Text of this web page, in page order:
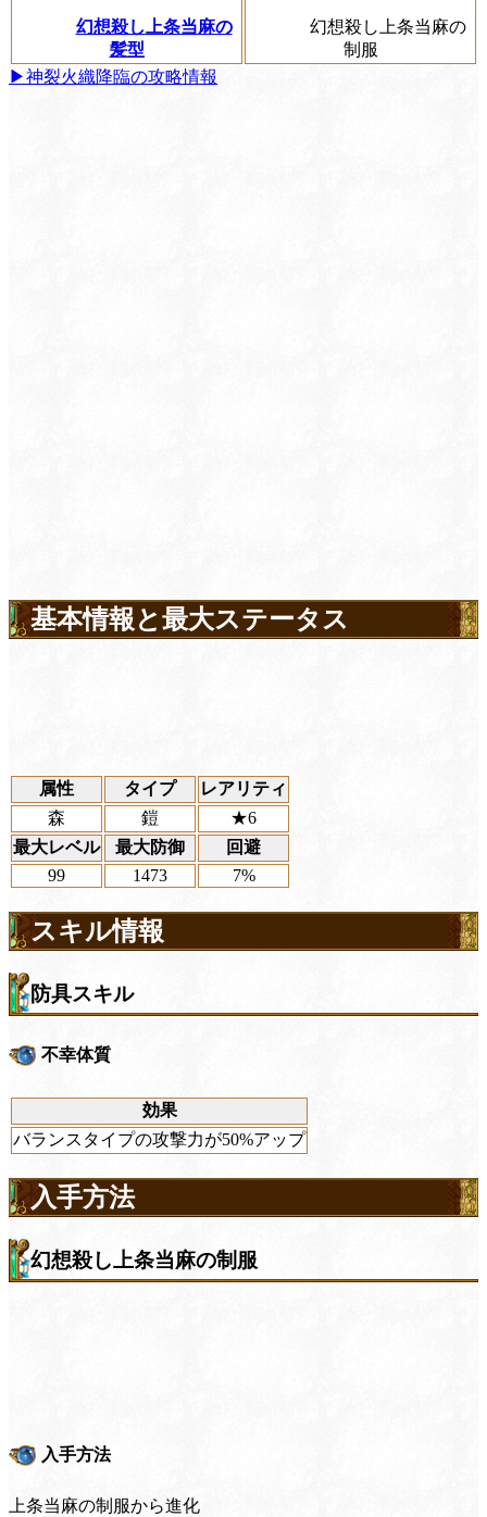
幻想殺し上条当麻の
髪型
幻想殺し上条当麻の
制服
▶神裂火織降臨の攻略情報
基本情報と最大ステータス
属性 タイプ
レアリティ
森
鎧
★6
最大レベル
最大防御
回避
99
1473 7%
スキル情報
防具スキル
不幸体質
効果
バランスタイプの攻撃力が50%アップ
入手方法
幻想殺し上条当麻の制服
入手方法
上条当麻の制服から進化